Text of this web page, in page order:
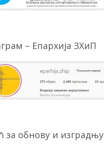
– Епархија ЗХиП
за обнову и изградњу